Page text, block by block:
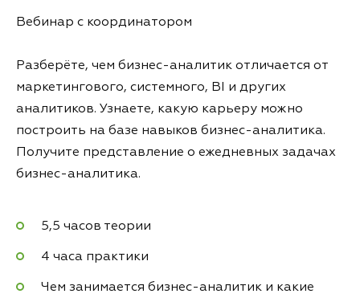
Вебинар с координатором
Разберёте, чем бизнес-аналитик отличается от
маркетингового, системного, BI и других
аналитиков. Узнаете, какую карьеру можно
построить на базе навыков бизнес-аналитика.
Получите представление о ежедневных задачах
бизнес-аналитика.
5,5 часов теории
4 часа практики
Чем занимается бизнес-аналитик и какие